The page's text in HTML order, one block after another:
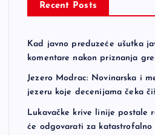
Recent Posts
Kad javno preduzeće ušutka
komentare nakon priznanja
Jezero Modrac: Novinarska i
jezeru koje decenijama čeka
Lukavačke krive linije postale
će odgovarati za katastrofalno